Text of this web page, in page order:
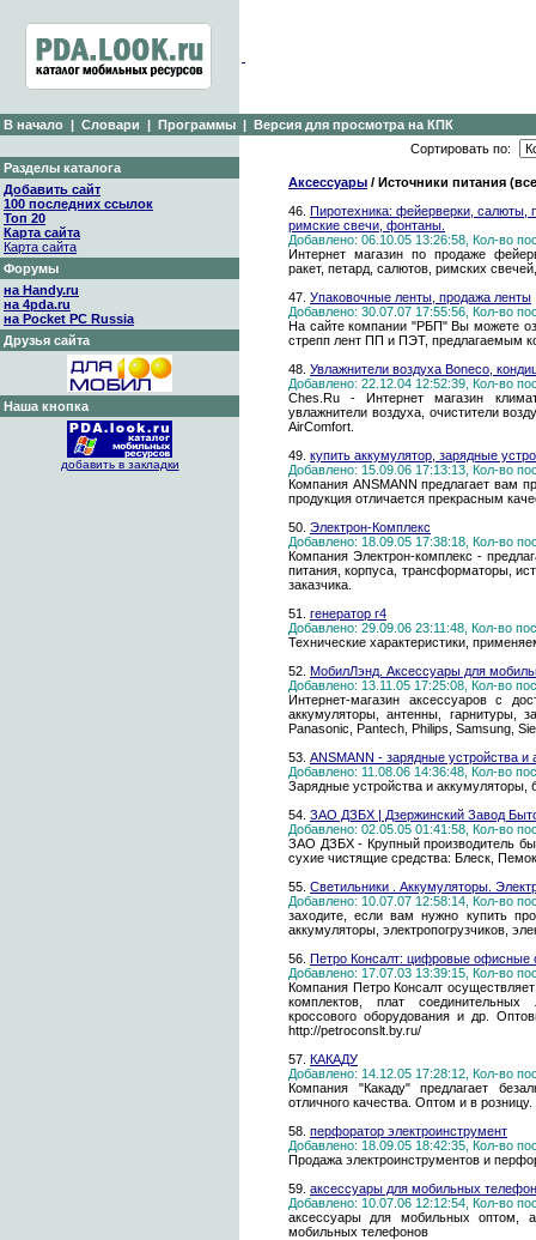
В начало | Словари | Программы | Версия для просмотра на КПК
Разделы каталога
Добавить сайт
100 последних ссылок
Топ 20
Карта сайта
Карта сайта
Форумы
на Handy.ru
на 4pda.ru
на Pocket PC Russia
Друзья сайта
Наша кнопка
добавить в закладки
Сортировать по:
Аксессуары / Источники питания
46. Пиротехника: фейерверки, салюты,
римские свечи, фонтаны.
Добавлено: 06.10.05 13:26:58, Кол-во
Интернет магазин по продаже
ракет, петард, салютов, римских
47. Упаковочные ленты, продажа ленты
Добавлено: 30.07.07 17:55:56, Кол-во
На сайте компании "РБП" Вы можете
стрепп лент ПП и ПЭТ, предлагаемым
48. Увлажнители воздуха Boneco,
Добавлено: 22.12.04 12:52:39, Кол-во
Ches.Ru - Интернет магазин
увлажнители воздуха, очистители
AirComfort.
49. купить аккумулятор, зарядные
Добавлено: 15.09.06 17:13:13, Кол-во
Компания ANSMANN предлагает вам
продукция отличается прекрасным
50. Электрон-Комплекс
Добавлено: 18.09.05 17:38:18, Кол-во
Компания Электрон-комплекс -
питания, корпуса, трансформаторы,
заказчика.
51. генератор г4
Добавлено: 29.09.06 23:11:48, Кол-во
Технические характеристики,
52. МобилЛэнд. Аксессуары для
Добавлено: 13.11.05 17:25:08, Кол-во
Интернет-магазин аксессуаров с
аккумуляторы, антенны, гарнитуры,
Panasonic, Pantech, Philips, Samsung,
53. ANSMANN - зарядные устройства и
Добавлено: 11.08.06 14:36:48, Кол-во
Зарядные устройства и аккумуляторы,
54. ЗАО ДЗБХ | Дзержинский Завод
Добавлено: 02.05.05 01:41:58, Кол-во
ЗАО ДЗБХ - Крупный производитель
сухие чистящие средства: Блеск,
55. Светильники . Аккумуляторы.
Добавлено: 10.07.07 12:58:14, Кол-во
заходите, если вам нужно купить
аккумуляторы, электропогрузчиков,
56. Петро Консалт: цифровые офисные
Добавлено: 17.07.03 13:39:15, Кол-во
Компания Петро Консалт
комплектов, плат соединительных
кроссового оборудования и др.
http://petroconslt.by.ru/
57. КАКАДУ
Добавлено: 14.12.05 17:28:12, Кол-во
Компания "Какаду" предлагает
отличного качества. Оптом и в
58. перфоратор электроинструмент
Добавлено: 18.09.05 18:42:35, Кол-во
Продажа электроинструментов и
59. аксессуары для мобильных
Добавлено: 10.07.06 12:12:54, Кол-во
аксессуары для мобильных оптом,
мобильных телефонов